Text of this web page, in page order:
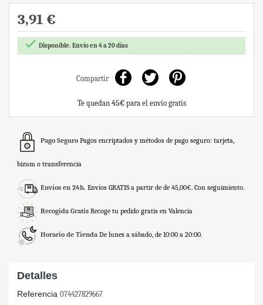
3,91 €
 Disponible. Envío en 4 a 20 días
Compartir
Te quedan 45€para el envío gratis
Pago Seguro Pagos encriptados y métodos de pago seguro: tarjeta,
bizum o transferencia
Envíos en 24h. Envíos GRATIS a partir de de 45,00€. Con seguimiento.
Recogida Gratis Recoge tu pedido gratis en Valencia
Horario de Tienda De lunes a sábado, de 10:00 a 20:00.
Detalles
Referencia 074427829667